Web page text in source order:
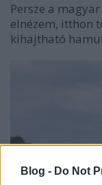
Blog - Do Not
Persze a
elnézem, itthon
kihajtható